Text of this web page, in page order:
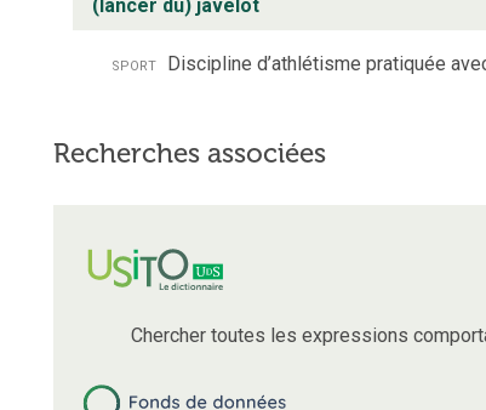
(lancer du) javelot
sport Discipline d’athlétisme pratiquée
Recherches associées
Chercher toutes les expressions